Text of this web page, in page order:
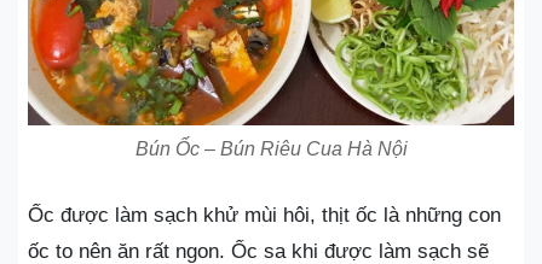
Bún Ốc – Bún Riêu Cua Hà Nội
Ốc được làm sạch khử mùi hôi, thịt ốc là những con
ốc to nên ăn rất ngon. Ốc sa khi được làm sạch sẽ